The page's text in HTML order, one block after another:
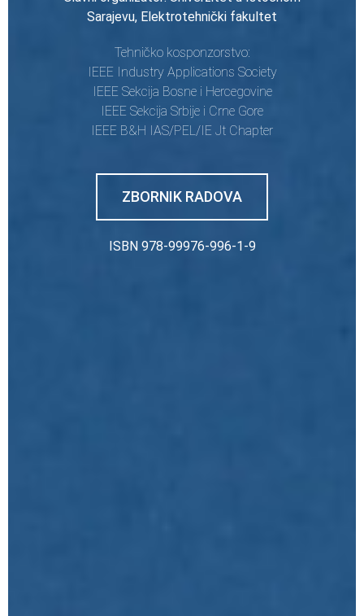
Sarajevu, Elektrotehnički fakultet
Tehničko kosponzorstvo:
IEEE Industry Applications Society
IEEE Sekcija Bosne i Hercegovine
IEEE Sekcija Srbije i Crne Gore
IEEE B&H IAS/PEL/IE Jt Chapter
ZBORNIK RADOVA
ISBN 978-99976-996-1-9